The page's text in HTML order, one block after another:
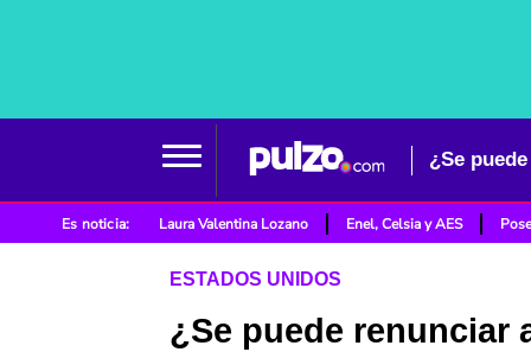
¿Se
Es noticia: Laura Valentina Lozano Enel, Celsia y AES
ESTADOS UNIDOS
¿Se puede renunciar